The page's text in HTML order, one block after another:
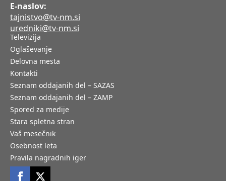
E-naslov:
tajnistvo@tv-nm.si
uredniki@tv-nm.si
Televizija
Oglaševanje
Delovna mesta
Kontakti
Seznam oddajanih del – SAZAS
Seznam oddajanih del – ZAMP
Spored za medije
Stara spletna stran
Vaš mesečnik
Osebnost leta
Pravila nagradnih iger